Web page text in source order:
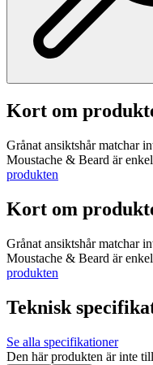
Kort om
Grånat ansiktshår matchar
Moustache & Beard är
produkten
Kort om
Grånat ansiktshår matchar
Moustache & Beard är
produkten
Teknisk
Se alla specifikationer
Den här produkten är inte